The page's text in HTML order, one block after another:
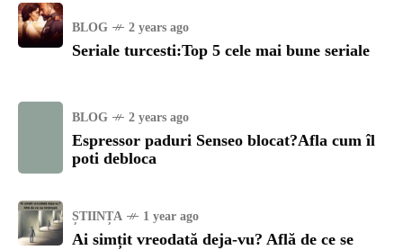
BLOG 2 years ago
Seriale turcesti:Top 5 cele mai bune seriale
BLOG 2 years ago
Espressor paduri Senseo blocat?Afla cum îl
poti debloca
ȘTIINȚA 1 year ago
Ai simțit vreodată deja-vu? Află de ce se